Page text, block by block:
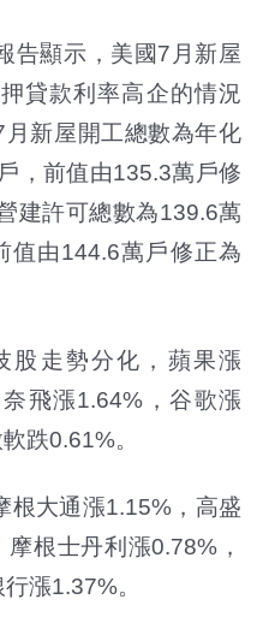
告顯示，美國7月新屋
貸款利率高企的情況
新屋開工總數為年化
，前值由135.3萬戶修
建許可總數為139.6萬
值由144.6萬戶修正為
走勢分化，蘋果漲
飛漲1.64%，谷歌漲
跌0.61%。
大通漲1.15%，高盛
根士丹利漲0.78%，
漲1.37%。